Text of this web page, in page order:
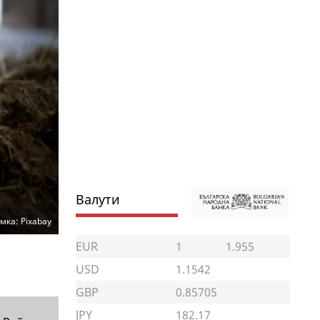
Pixabay
Валути
EUR 1
1.955
USD
1.1542
GBP
0.85705
JPY
182.17